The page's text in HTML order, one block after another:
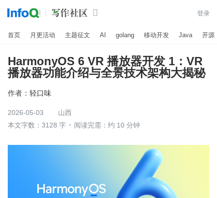
 登录
首页 月更活动 主题征文 AI golang 移动开发 Java 开源
HarmonyOS 6 VR 播放器开发 1：VR
播放器功能介绍与全景技术架构大揭秘
作者： 轻口味
2026-05-03
山西
本文字数：3128 字
阅读完需：约 10 分钟